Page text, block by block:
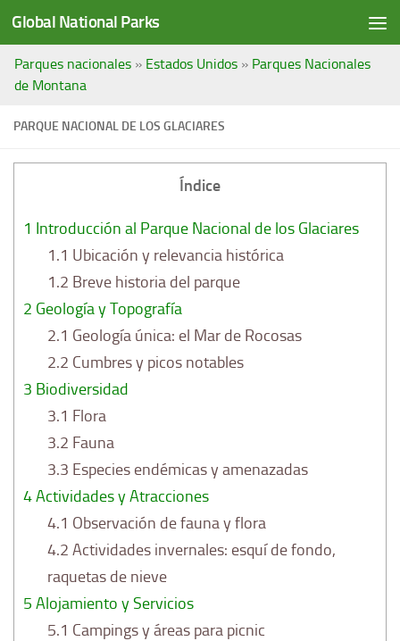
Saltar al contenido
Global National Parks
Parques nacionales » Estados Unidos » Parques Nacionales
de Montana
PARQUE NACIONAL DE LOS GLACIARES
Índice
1 Introducción al Parque Nacional de los Glaciares
1.1 Ubicación y relevancia histórica
1.2 Breve historia del parque
2 Geología y Topografía
2.1 Geología única: el Mar de Rocosas
2.2 Cumbres y picos notables
3 Biodiversidad
3.1 Flora
3.2 Fauna
3.3 Especies endémicas y amenazadas
4Actividades y Atracciones
4.1 Observación de fauna y flora
4.2 Actividades invernales: esquí de fondo,
raquetas de nieve
5 Alojamiento y Servicios
5.1 Campings y áreas para picnic